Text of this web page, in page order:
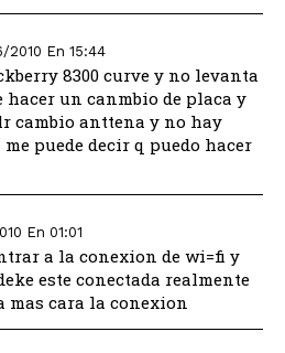
2010 En 15:44
8300 curve y no levanta
un canmbio de placa y
cambio anttena y no hay
puede decir q puedo hacer
En 01:01
a la conexion de wi=fi y
este conectada realmente
mas cara la conexion